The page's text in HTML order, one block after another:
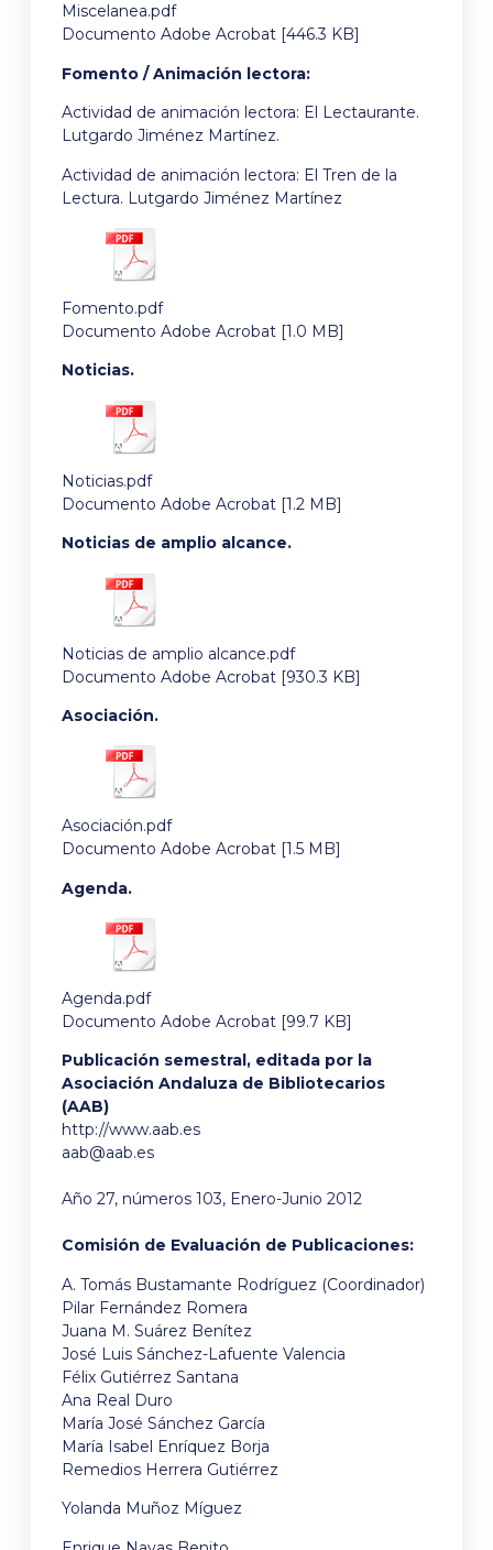
Miscelanea.pdf
Documento Adobe Acrobat [446.3 KB]
Fomento / Animación lectora:
Actividad de animación lectora: El Lectaurante.
Lutgardo Jiménez Martínez.
Actividad de animación lectora: El Tren de la
Lectura. Lutgardo Jiménez Martínez
Fomento.pdf
Documento Adobe Acrobat [1.0 MB]
Noticias.
Noticias.pdf
Documento Adobe Acrobat [1.2 MB]
Noticias de amplio alcance.
Noticias de amplio alcance.pdf
Documento Adobe Acrobat [930.3 KB]
Asociación.
Asociación.pdf
Documento Adobe Acrobat [1.5 MB]
Agenda.
Agenda.pdf
Documento Adobe Acrobat [99.7 KB]
Publicación semestral, editada por la
Asociación Andaluza de Bibliotecarios
(AAB)
http://www.aab.es
aab@aab.es
Año 27, números 103, Enero-Junio 2012
Comisión de Evaluación de Publicaciones:
A. Tomás Bustamante Rodríguez (Coordinador)
Pilar Fernández Romera
Juana M. Suárez Benítez
José Luis Sánchez-Lafuente Valencia
Félix Gutiérrez Santana
Ana Real Duro
María José Sánchez García
María Isabel Enríquez Borja
Remedios Herrera Gutiérrez
Yolanda Muñoz Míguez